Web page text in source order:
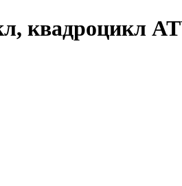
квадроцикл